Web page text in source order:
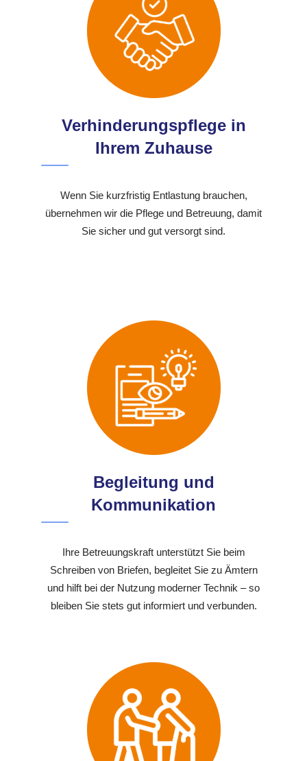
Verhinderungspflege in
Ihrem Zuhause
Wenn Sie kurzfristig Entlastung brauchen,
übernehmen wir die Pflege und Betreuung, damit
Sie sicher und gut versorgt sind.
Begleitung und
Kommunikation
Ihre Betreuungskraft unterstützt Sie beim
Schreiben von Briefen, begleitet Sie zu Ämtern
und hilft bei der Nutzung moderner Technik – so
bleiben Sie stets gut informiert und verbunden.